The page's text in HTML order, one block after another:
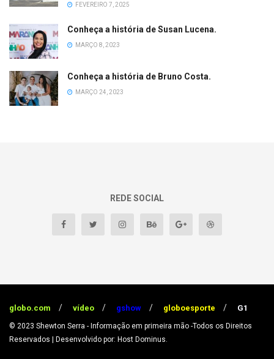
FEVEREIRO 7, 2025
Conheça a história de Susan Lucena.
MARÇO 8, 2023
Conheça a história de Bruno Costa.
MARÇO 24, 2023
REDE SOCIAL
globo.com vídeo gshow globoesporte G1
© 2023 Shewton Serra - Informação em primeira mão -Todos os Direitos
Reservados
| Desenvolvido por: Host Dominus.